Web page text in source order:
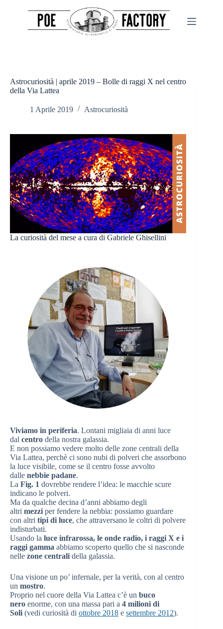
Astrocuriosità | aprile 2019 – Bolle di raggi X nel centro
della Via Lattea
1 Aprile 2019 Astrocuriosità
La curiosità del mese a cura di Gabriele Ghisellini
Viviamo in periferia. Lontani migliaia di anni luce
dal centro della nostra galassia.
E non possiamo vedere molto delle zone centrali della
Via Lattea, perchè ci sono nubi di polveri che assorbono
la luce visibile, come se il centro fosse avvolto
dalle nebbie padane.
La Fig. 1 dovrebbe rendere l’idea: le macchie scure
indicano le polveri.
Ma da qualche decina d’anni abbiamo degli
altri mezzi per fendere la nebbia: possiamo guardare
con altri tipi di luce, che attraversano le coltri di polvere
indisturbati.
Usando la luce infrarossa, le onde radio, i raggi X e i
raggi gamma abbiamo scoperto quello che si nasconde
nelle zone centrali della galassia.
Una visione un po’ infernale, per la verità, con al centro
un mostro.
Proprio nel cuore della Via Lattea c’è un buco
nero enorme, con una massa pari a 4 milioni di
Soli (vedi curiosità di ottobre 2018 e settembre 2012).